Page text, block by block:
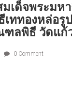
เด็จพระมหา
ททองหล่อรู
ลพิธี วัดแก้
0 Comment